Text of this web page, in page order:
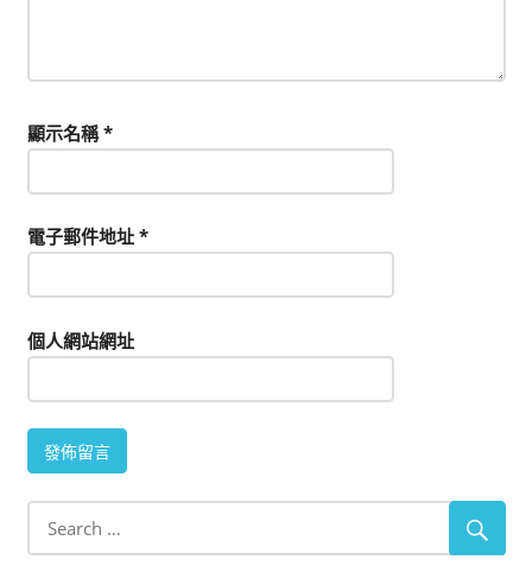
顯示名稱*
電子郵件地址 *
個人網站網址